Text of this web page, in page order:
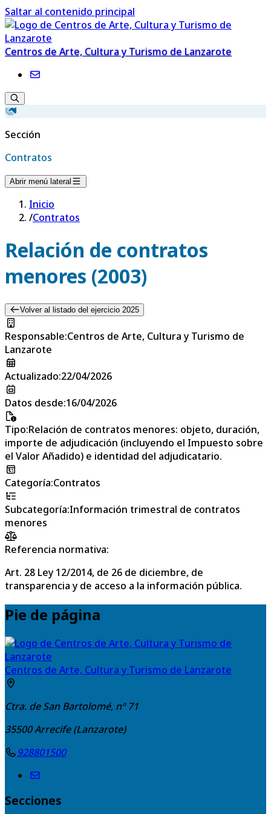
Saltar al contenido principal
Centros de Arte, Cultura y Turismo de Lanzarote
Sección
Contratos
Abrir menú lateral
Inicio
/Contratos
Relación de contratos
menores (2003)
Volver al listado del ejercicio 2025
Responsable:Centros de Arte, Cultura y Turismo de
Lanzarote
Actualizado:22/04/2026
Datos desde:16/04/2026
Tipo:Relación de contratos menores: objeto, duración,
importe de adjudicación (incluyendo el Impuesto sobre
el Valor Añadido) e identidad del adjudicatario.
Categoría:Contratos
Subcategoría:Información trimestral de contratos
menores
Referencia normativa:
Art. 28 Ley 12/2014, de 26 de diciembre, de
transparencia y de acceso a la información pública.
Pie de página
Centros de Arte, Cultura y Turismo de Lanzarote
Ctra. de San Bartolomé, nº 71
35500Arrecife (Lanzarote)
928801500
Secciones